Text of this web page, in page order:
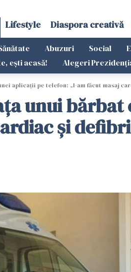
Lifestyle Diaspora creativă
Abuzuri Social
ești acasă! Alegeri
aplicații pe telefon: „I-am făcut masaj
unui
și